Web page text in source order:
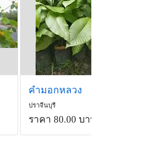
ไม้ เข้ายากับโมก
เลือด
าเหา แก่น ผสม
ใช้สระผม
คำมอกหลวง
ปราจีนบุรี
ราคา 80.00 บาท